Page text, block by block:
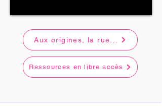
Aux origines, la rue...
Ressources en libre accès